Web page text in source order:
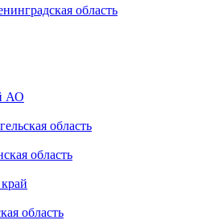
область
АО
область
область
область